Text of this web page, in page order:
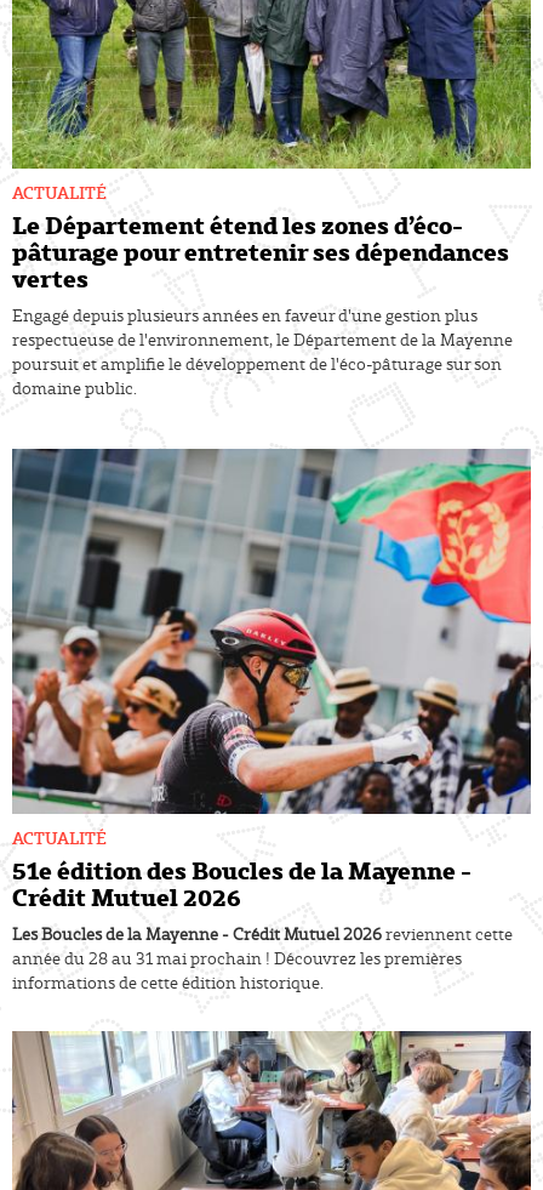
Le Département étend les zones d’éco-
pâturage pour entretenir ses dépendances
vertes
ACTUALITÉ
Engagé depuis plusieurs années en faveur d'une gestion plus
respectueuse de l'environnement, le Département de la Mayenne
poursuit et amplifie le développement de l'éco-pâturage sur son
domaine public.
51e édition des Boucles de la Mayenne -
Crédit Mutuel 2026
ACTUALITÉ
Les Boucles de la Mayenne - Crédit Mutuel 2026reviennent cette
année du 28 au 31 mai prochain ! Découvrez les premières
informations de cette édition historique.